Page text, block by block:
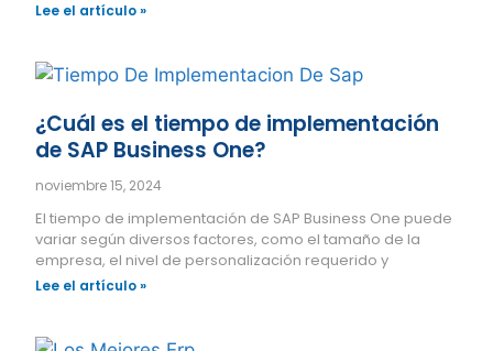
Lee el artículo »
¿Cuál es el tiempo de implementación
de SAP Business One?
noviembre 15, 2024
El tiempo de implementación de SAP Business One puede
variar según diversos factores, como el tamaño de la
empresa, el nivel de personalización requerido y
Lee el artículo »